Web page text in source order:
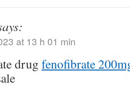
at 13 h 01 min
drug fenofibrate